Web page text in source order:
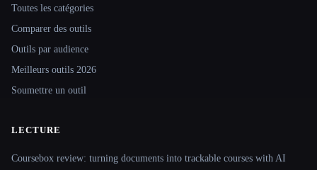
Toutes les catégories
Comparer des outils
Outils par audience
Meilleurs outils 2026
Soumettre un outil
LECTURE
Coursebox review: turning documents into trackable courses with AI